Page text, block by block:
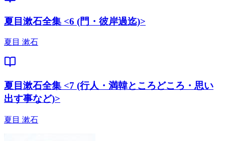
夏目漱石全集 <6 (門・彼岸過迄)>
夏目 漱石
夏目漱石全集 <7 (行人・満韓ところどころ・思い
出す事など)>
夏目 漱石